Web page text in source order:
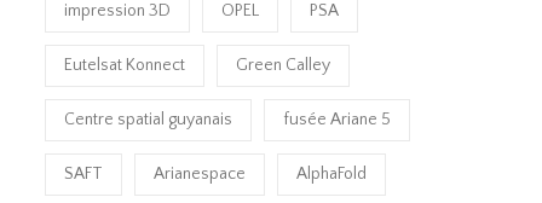
impression 3D OPEL PSA
Eutelsat Konnect Green Calley
Centre spatial guyanais fusée Ariane 5
SAFT Arianespace AlphaFold